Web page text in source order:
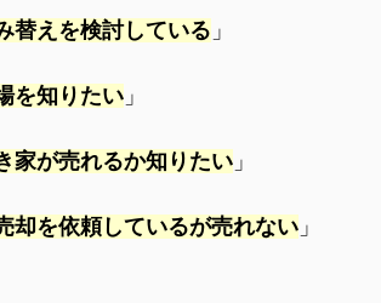
替えを検討している 」
を知りたい 」
家が売れるか知りたい 」
却を依頼しているが売れない 」